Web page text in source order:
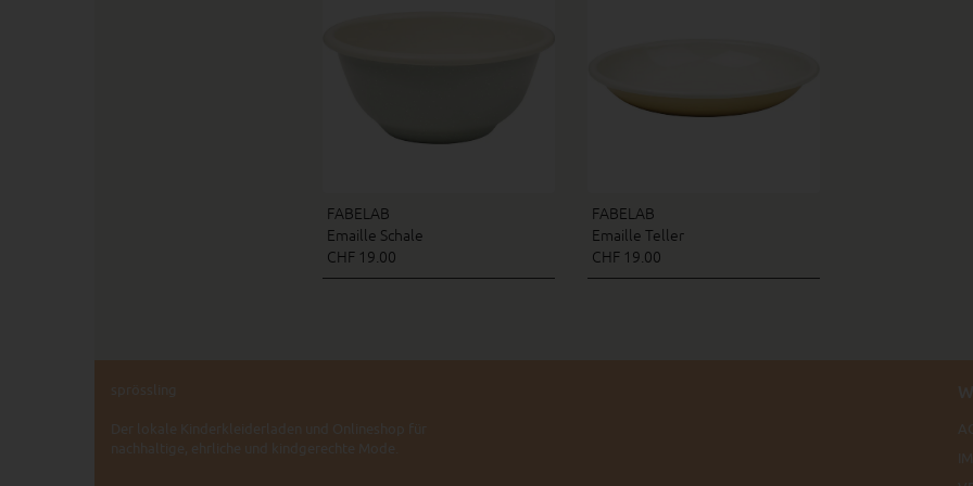
FABELAB
Emaille Schale
CHF 19.00
FABELAB
Emaille Teller
CHF 19.00